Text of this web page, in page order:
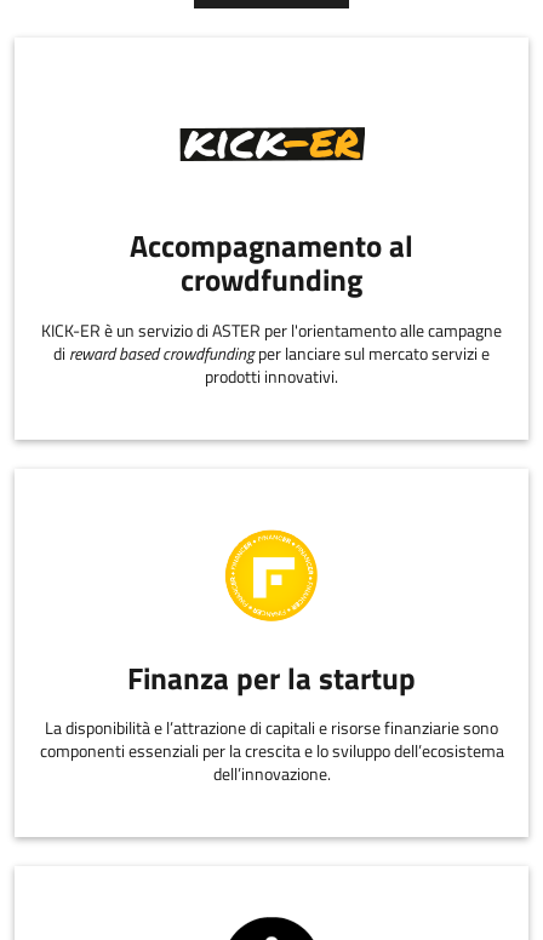
Accompagnamento al
crowdfunding
KICK-ER è un servizio di ASTER per l'orientamento alle campagne
di reward based crowdfundingper lanciare sul mercato servizi e
prodotti innovativi.
Finanza per la startup
La disponibilità e l’attrazione di capitali e risorse finanziarie sono
componenti essenziali per la crescita e lo sviluppo dell’ecosistema
dell’innovazione.